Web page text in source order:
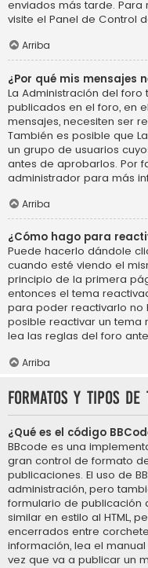
enviados más tarde.
visite el Panel de Control
Arriba
¿Por qué mis mensajes
La Administración del
publicados en el foro, en
mensajes, necesiten ser
También es posible que
un grupo de usuarios
antes de aprobarlos. Por
administrador para más
Arriba
¿Cómo hago para
Puede hacerlo dándole
cuando esté viendo el
principio de la primera
entonces el tema
para poder reactivarlo no
posible reactivar un tema
lea las reglas del foro
Arriba
Formatos y tipos de
¿Qué es el código
BBcode es una
gran control de formato
publicaciones. El uso de
administración, pero
formulario de publicación
similar en estilo al HTML,
encerrados entre
información, lea el
vez que va a publicar un